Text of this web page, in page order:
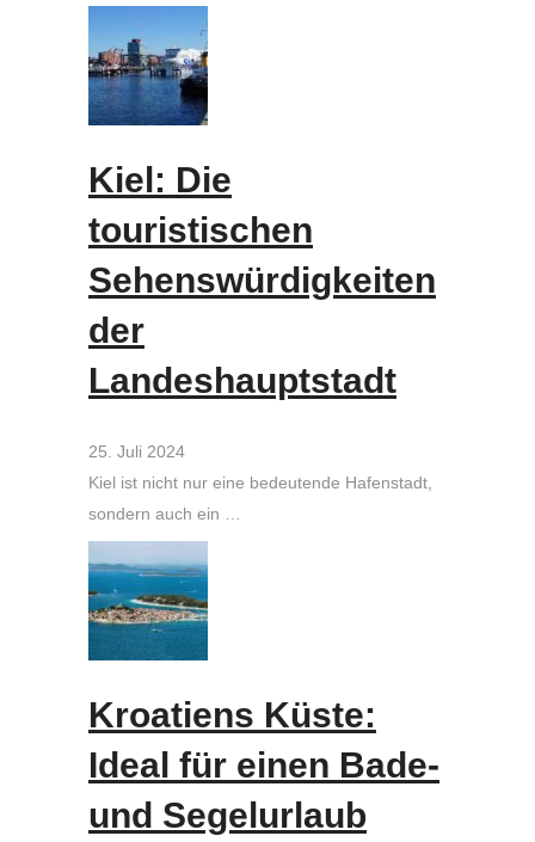
Kiel: Die
touristischen
Sehenswürdigkeiten
der
Landeshauptstadt
25. Juli 2024
Kiel ist nicht nur eine bedeutende Hafenstadt,
sondern auch ein …
Kroatiens Küste:
Ideal für einen Bade-
und Segelurlaub